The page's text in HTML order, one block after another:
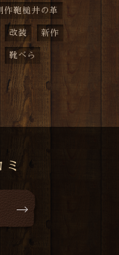
作鞄槌井の革
改装 新作
靴べら